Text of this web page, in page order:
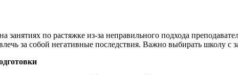
по растяжке из-за неправильного подхода
за собой негативные последствия. Важно выбирать школу с